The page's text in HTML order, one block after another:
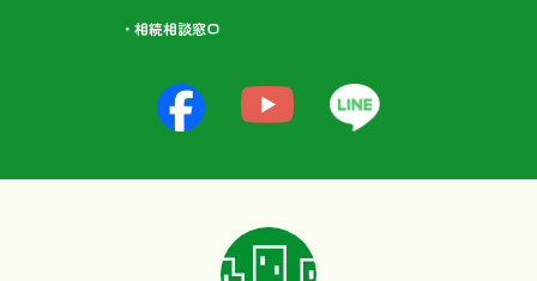
・相続相談⁩窓口